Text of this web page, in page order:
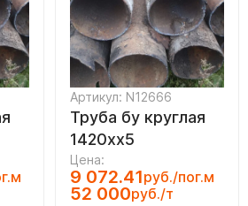
Артикул: N12666
Труба бу круглая
1420хх5
Цена:
9 072.41руб./пог.м
52 000руб./т